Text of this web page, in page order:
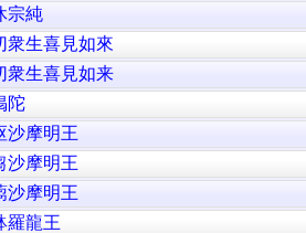
宗純
衆生喜見如來
衆生喜見如来
陀
沙摩明王
沙摩明王
沙摩明王
羅龍王